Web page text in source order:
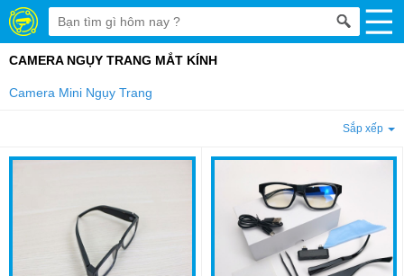
CAMERA NGỤY TRANG MẮT KÍNH
Camera Mini Ngụy Trang
Sắp xếp